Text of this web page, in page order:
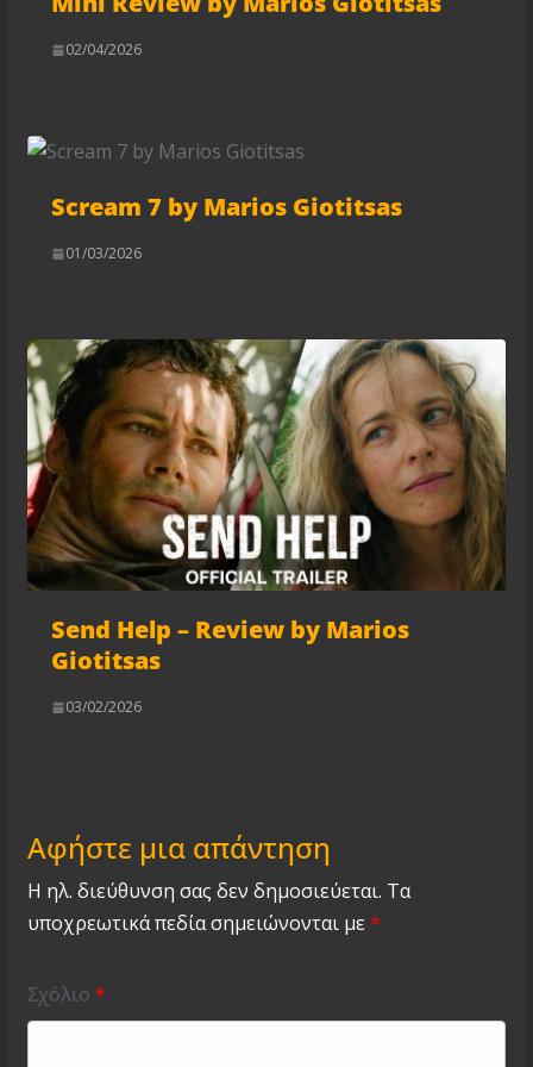
02/04/2026
Scream 7 by Marios Giotitsas
01/03/2026
Send Help – Review by Marios
Giotitsas
03/02/2026
Αφήστε μια απάντηση
Η ηλ. διεύθυνση σας δεν δημοσιεύεται. Τα
υποχρεωτικά πεδία σημειώνονται με*
Σχόλιο *